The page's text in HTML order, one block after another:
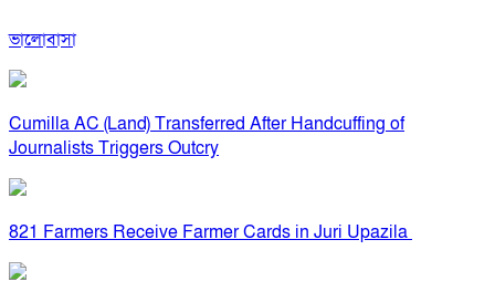
ভালোবাসা
Cumilla AC (Land) Transferred After Handcuffing of
Journalists Triggers Outcry
821 Farmers Receive Farmer Cards in Juri Upazila